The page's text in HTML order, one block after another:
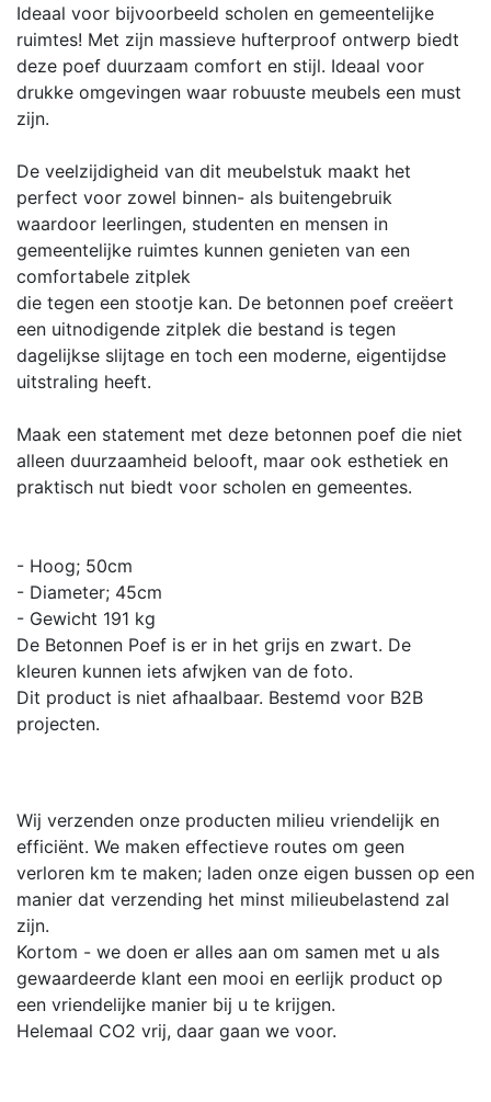
Ideaal voor bijvoorbeeld scholen en gemeentelijke
ruimtes! Met zijn massieve hufterproof ontwerp biedt
deze poef duurzaam comfort en stijl. Ideaal voor
drukke omgevingen waar robuuste meubels een must
zijn.
De veelzijdigheid van dit meubelstuk maakt het
perfect voor zowel binnen- als buitengebruik
waardoor leerlingen, studenten en mensen in
gemeentelijke ruimtes kunnen genieten van een
comfortabele zitplek
die tegen een stootje kan. De betonnen poef creëert
een uitnodigende zitplek die bestand is tegen
dagelijkse slijtage en toch een moderne, eigentijdse
uitstraling heeft.
Maak een statement met deze betonnen poef die niet
alleen duurzaamheid belooft, maar ook esthetiek en
praktisch nut biedt voor scholen en gemeentes.
- Hoog; 50cm
- Diameter; 45cm
- Gewicht 191 kg
De Betonnen Poef is er in het grijs en zwart. De
kleuren kunnen iets afwjken van de foto.
Dit product is niet afhaalbaar. Bestemd voor B2B
projecten.
Wij verzenden onze producten milieu vriendelijk en
efficiënt. We maken effectieve routes om geen
verloren km te maken; laden onze eigen bussen op een
manier dat verzending het minst milieubelastend zal
zijn.
Kortom - we doen er alles aan om samen met u als
gewaardeerde klant een mooi en eerlijk product op
een vriendelijke manier bij u te krijgen.
Helemaal CO2 vrij, daar gaan we voor.